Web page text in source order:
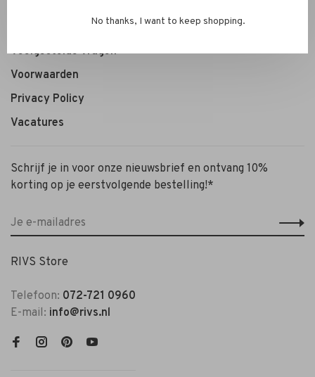
Personal Styling / Private Shopping
Veelgestelde vragen
Voorwaarden
Privacy Policy
Vacatures
Schrijf je in voor onze nieuwsbrief en ontvang 10%
korting op je eerstvolgende bestelling!*
RIVS Store
Telefoon: 072-721 0960
E-mail: info@rivs.nl
No thanks, I want to keep shopping.